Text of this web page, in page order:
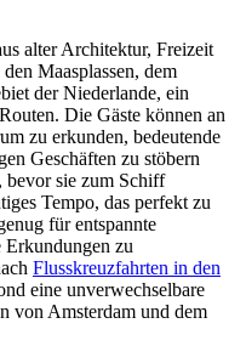
alter Architektur, Freizeit
Maasplassen, dem
der Niederlande, ein
Die Gäste können an
zu erkunden, bedeutende
Geschäften zu stöbern
bevor sie zum Schiff
Tempo, das perfekt zu
für entspannte
Erkundungen zu
Flusskreuzfahrten in den
eine unverwechselbare
von Amsterdam und dem